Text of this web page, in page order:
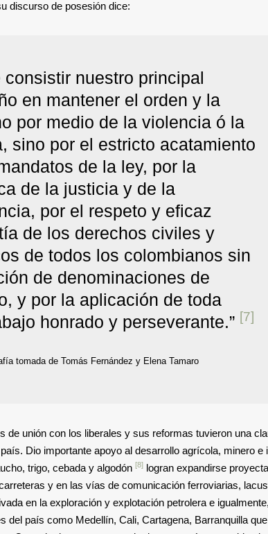
discurso de posesión dice:
consistir nuestro principal
en mantener el orden y la
por medio de la violencia ó la
sino por el estricto acatamiento
de la ley, por la
de la justicia y de la
por el respeto y eficaz
de los derechos civiles y
de todos los colombianos sin
de denominaciones de
y por la aplicación de toda
honrado y perseverante.” [7]
tomada de Tomás Fernández y Elena Tamaro
de unión con los liberales y sus reformas tuvieron una
Dio importante apoyo al desarrollo agrícola, minero e
trigo, cebada y algodón [8] logran expandirse
y en las vías de comunicación ferroviarias,
en la exploración y explotación petrolera e
del país como Medellín, Cali, Cartagena, Barranquilla